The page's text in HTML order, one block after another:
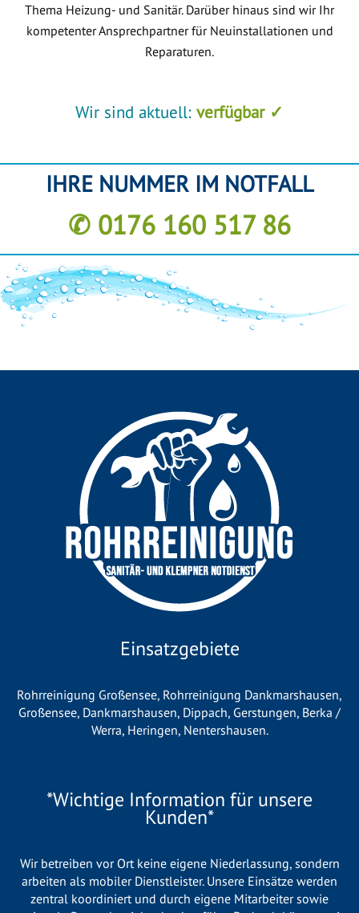
Thema Heizung- und Sanitär. Darüber hinaus sind wir Ihr
kompetenter Ansprechpartner für Neuinstallationen und
Reparaturen.
Wir sind aktuell: verfügbar ✓
IHRE NUMMER IM NOTFALL
✆ 0176 160 517 86
Einsatzgebiete
Rohrreinigung Großensee, Rohrreinigung Dankmarshausen,
Großensee, Dankmarshausen, Dippach, Gerstungen, Berka /
Werra, Heringen, Nentershausen.
*Wichtige Information für unsere
Kunden*
Wir betreiben vor Ort keine eigene Niederlassung, sondern
arbeiten als mobiler Dienstleister. Unsere Einsätze werden
zentral koordiniert und durch eigene Mitarbeiter sowie